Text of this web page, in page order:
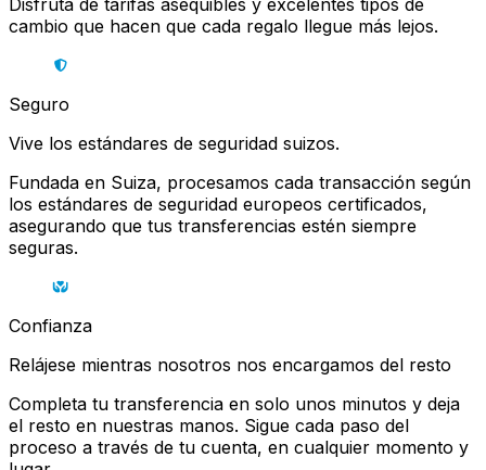
Disfruta de tarifas asequibles y excelentes tipos de
cambio que hacen que cada regalo llegue más lejos.
Seguro
Vive los estándares de seguridad suizos.
Fundada en Suiza, procesamos cada transacción según
los estándares de seguridad europeos certificados,
asegurando que tus transferencias estén siempre
seguras.
Confianza
Relájese mientras nosotros nos encargamos del resto
Completa tu transferencia en solo unos minutos y deja
el resto en nuestras manos. Sigue cada paso del
proceso a través de tu cuenta, en cualquier momento y